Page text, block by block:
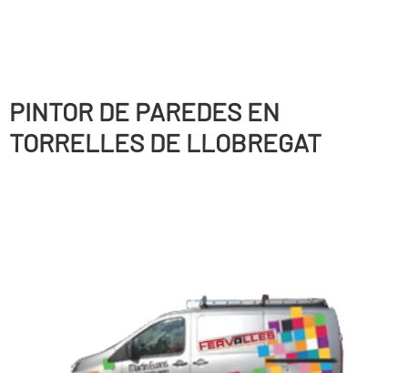
PINTOR DE PAREDES EN
TORRELLES DE LLOBREGAT